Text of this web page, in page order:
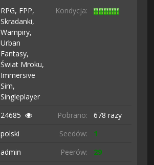
RPG, FPP,
Skradanki,
Wampiry,
Urban
Fantasy,
Świat Mroku,
Immersive
Sim,
Singleplayer
Kondycja:
24685 Pobrano:
678 razy
polski Seedów:
1
admin Peerów:
29